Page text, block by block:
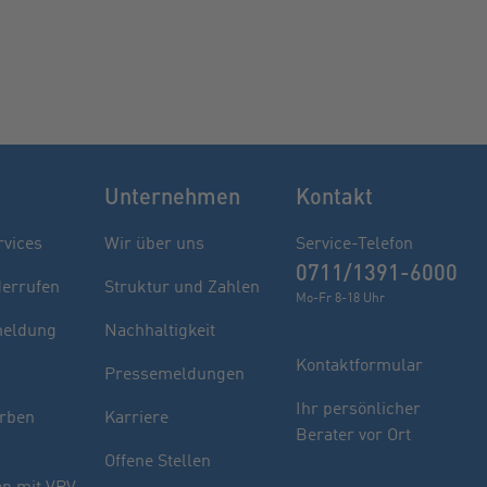
Finden Sie Ihren Berater
Sie haben noch Fragen oder möchten sich
indivuell beraten lassen.
Unternehmen
Wir über uns
Struktur und Zahlen
Nachhaltigkeit
Pressemeldungen
Karriere
Offene Stellen
Kontakt
Service-Telefon
0711/1391-6000
Mo-Fr 8-18 Uhr
Kontaktformular
Ihr persönlicher
Berater vor Ort